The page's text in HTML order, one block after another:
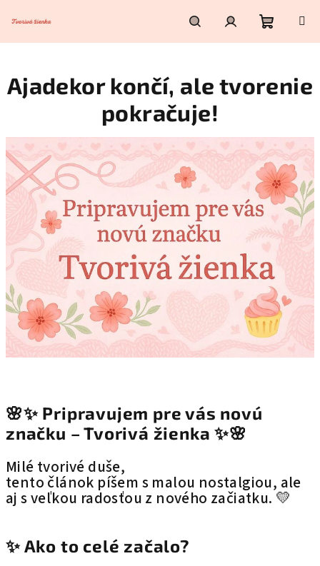
HľadaťPrihlásenie
košík
Ajadekor končí, ale tvorenie
pokračuje!
🌸✨ Pripravujem pre vás novú
značku –Tvorivá žienka ✨🌸
Milé tvorivé duše,
tento článok píšem s malou nostalgiou, ale
aj s veľkou radosťou z nového začiatku. 💛
✨ Ako to celé začalo?